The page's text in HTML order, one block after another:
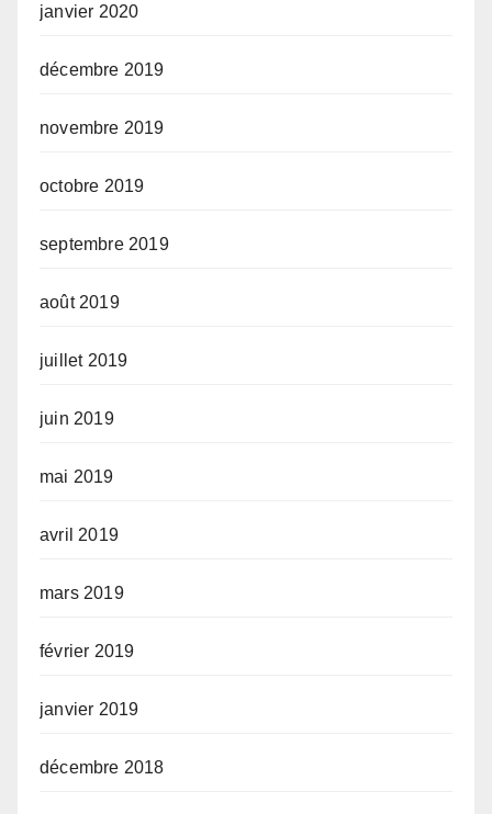
janvier 2020
décembre 2019
novembre 2019
octobre 2019
septembre 2019
août 2019
juillet 2019
juin 2019
mai 2019
avril 2019
mars 2019
février 2019
janvier 2019
décembre 2018